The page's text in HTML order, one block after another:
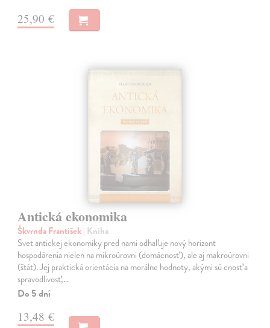
25,90 €
Antická ekonomika
Škvrnda František| Kniha
Svet antickej ekonomiky pred nami odhaľuje nový horizont
hospodárenia nielen na mikroúrovni (domácnosť), ale aj makroúrovni
(štát). Jej praktická orientácia na morálne hodnoty, akými sú cnosť a
spravodlivosť,…
Do 5 dní
13,48 €